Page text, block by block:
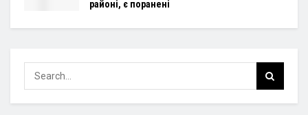
районі, є поранені